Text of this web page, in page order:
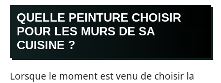
QUELLE PEINTURE CHOISIR
POUR LES MURS DE SA
CUISINE ?
Lorsque le moment est venu de choisir la